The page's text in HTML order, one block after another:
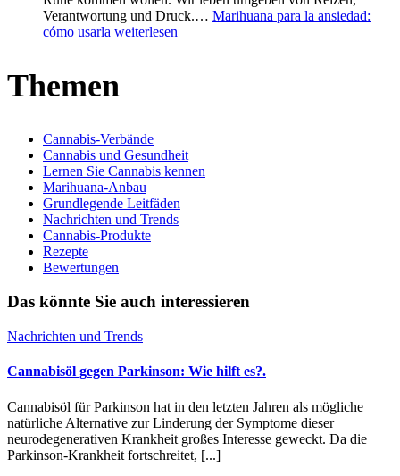
Verantwortung und Druck.… Marihuana para la ansiedad:
cómo usarla weiterlesen
Themen
Cannabis-Verbände
Cannabis und Gesundheit
Lernen Sie Cannabis kennen
Marihuana-Anbau
Grundlegende Leitfäden
Nachrichten und Trends
Cannabis-Produkte
Rezepte
Bewertungen
Das könnte Sie auch interessieren
Nachrichten und Trends
Cannabisöl gegen Parkinson: Wie hilft es?.
Cannabisöl für Parkinson hat in den letzten Jahren als mögliche
natürliche Alternative zur Linderung der Symptome dieser
neurodegenerativen Krankheit großes Interesse geweckt. Da die
Parkinson-Krankheit fortschreitet, [...]